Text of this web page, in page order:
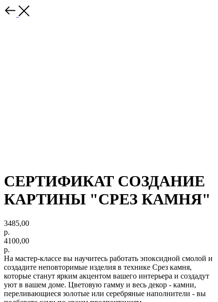
СЕРТИФИКАТ СОЗДАНИЕ
КАРТИНЫ "СРЕЗ КАМНЯ"
3485,00
р.
4100,00
р.
На мастер-классе вы научитесь работать эпоксидной смолой и
создадите неповторимые изделия в технике Срез камня,
которые станут ярким акцентом вашего интерьера и создадут
уют в вашем доме. Цветовую гамму и весь декор - камни,
переливающиеся золотые или серебряные наполнители - вы